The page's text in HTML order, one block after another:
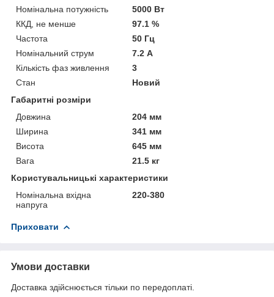
Номінальна потужність
5000 Вт
ККД, не менше
97.1 %
Частота
50 Гц
Номінальний струм
7.2 А
Кількість фаз живлення
3
Стан
Новий
Габаритні розміри
Довжина
204 мм
Ширина
341 мм
Висота
645 мм
Вага
21.5 кг
Користувальницькі характеристики
Номінальна вхідна
напруга
220-380
Приховати
Умови доставки
Доставка здійснюється тільки по передоплаті.